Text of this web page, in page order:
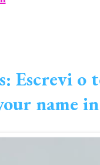
Escrevi o
name